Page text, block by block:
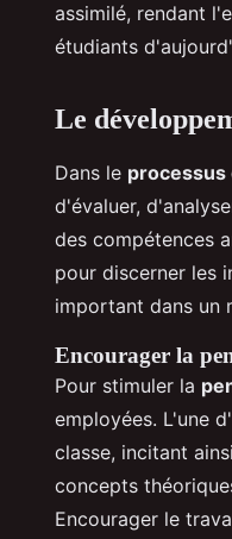
assimilé, rendant
étudiants
Le
Dans le processus
d'évaluer,
des compétences
pour discerner les
important dans un
Encourager la
Pour stimuler la
employées. L'une
classe, incitant
concepts
Encourager le